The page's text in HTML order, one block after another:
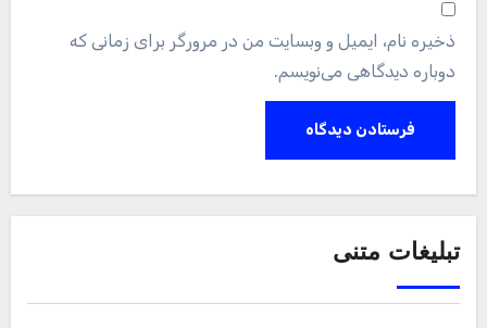
ذخیره نام، ایمیل و وبسایت من در مرورگر برای زمانی که
دوباره دیدگاهی می‌نویسم.
تبلیغات متنی